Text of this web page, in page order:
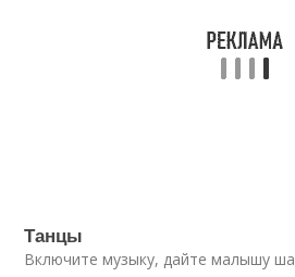
Танцы
Включите музыку, дайте малышу